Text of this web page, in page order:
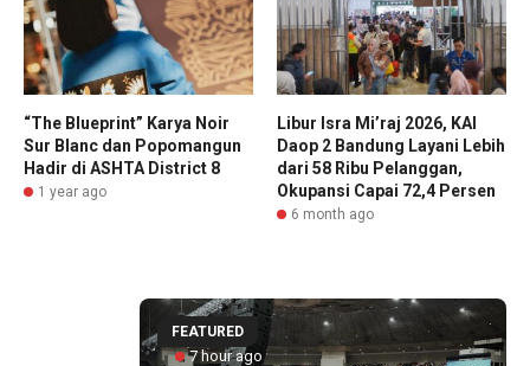
“The Blueprint” Karya Noir
Sur Blanc dan Popomangun
Hadir di ASHTA District 8
1 year ago
Libur Isra Mi’raj 2026, KAI
Daop 2 Bandung Layani Lebih
dari 58 Ribu Pelanggan,
Okupansi Capai 72,4 Persen
6 month ago
FEATURED
7 hour ago